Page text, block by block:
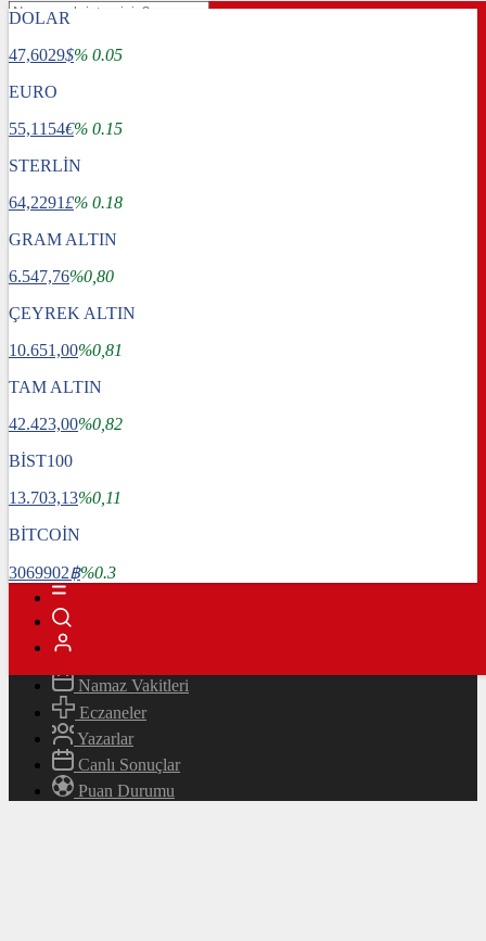
DOLAR
47,6029$% 0.05
EURO
55,1154€% 0.15
STERLİN
64,2291£% 0.18
GRAM ALTIN
6.547,76%0,80
ÇEYREK ALTIN
10.651,00%0,81
TAM ALTIN
42.423,00%0,82
BİST100
13.703,13%0,11
BİTCOİN
3069902฿%0.3
Dünya
Spor
Magazin
Teknoloji
Bafra Rehberi
Namaz Vakitleri
Eczaneler
Yazarlar
Canlı Sonuçlar
Puan Durumu